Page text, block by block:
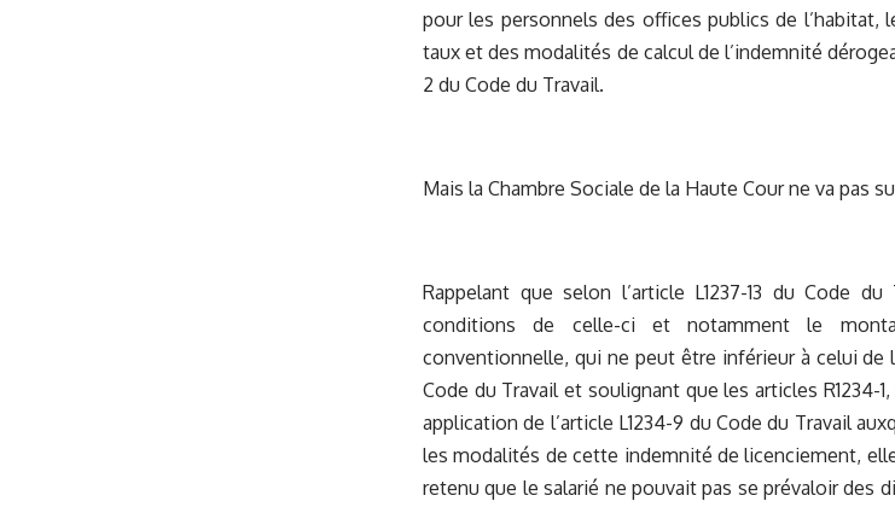
pour les personnels des offices publics de l’habitat,
taux et des modalités de calcul de l’indemnité
2 du Code du Travail.
Mais la Chambre Sociale de la Haute Cour ne va pas
Rappelant que selon l’article L1237-13 du Code
conditions de celle-ci et notamment le
conventionnelle, qui ne peut être inférieur à celui de
Code du Travail et soulignant que les articles R1234-
application de l’article L1234-9 du Code du Travail
les modalités de cette indemnité de licenciement,
retenu que le salarié ne pouvait pas se prévaloir des